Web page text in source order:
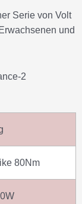
Serie von Volt
und
80Nm